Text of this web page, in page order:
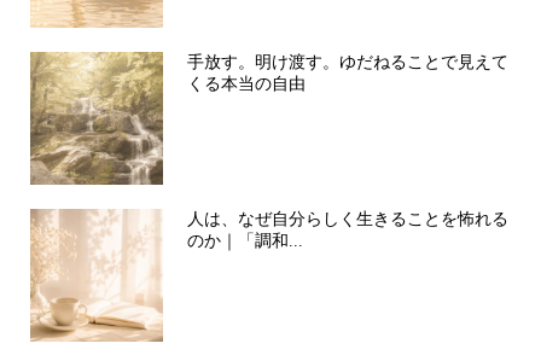
手放す。明け渡す。ゆだねることで見えて
くる本当の自由
人は、なぜ自分らしく生きることを怖れる
のか｜「調和...